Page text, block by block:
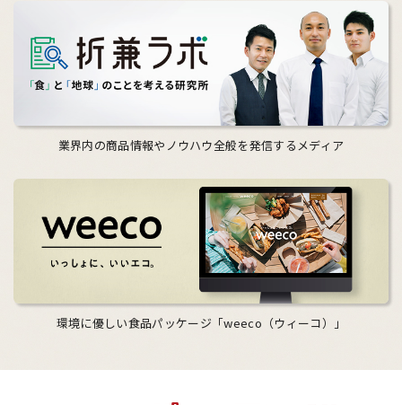
業界内の商品情報やノウハウ全般を発信するメディア
環境に優しい食品パッケージ「weeco（ウィーコ）」